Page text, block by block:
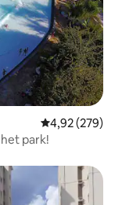
Gemiddelde
4,92 (279)
park!